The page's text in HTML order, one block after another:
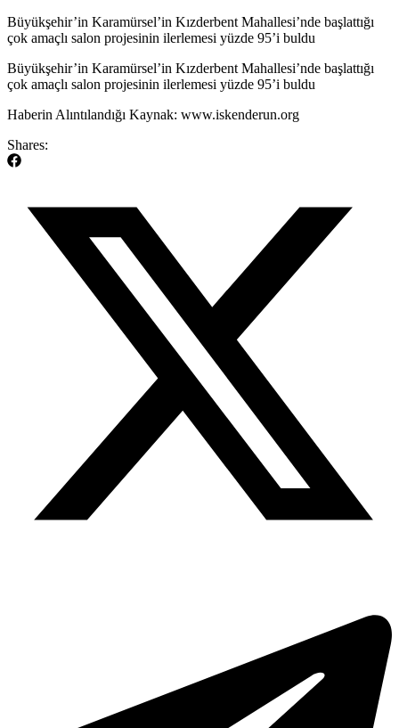
Büyükşehir’in Karamürsel’in Kızderbent Mahallesi’nde başlattığı
çok amaçlı salon projesinin ilerlemesi yüzde 95’i buldu
​Büyükşehir’in Karamürsel’in Kızderbent Mahallesi’nde başlattığı
çok amaçlı salon projesinin ilerlemesi yüzde 95’i buldu
​Haberin Alıntılandığı Kaynak: www.iskenderun.org
Shares: